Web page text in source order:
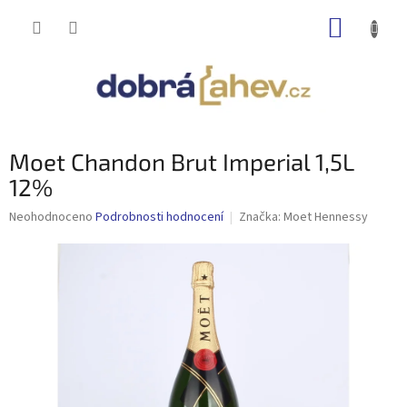
Moet Chandon Brut Imperial 1,5L
12%
Průměrné
Neohodnoceno Podrobnosti hodnocení Značka: Moet Hennessy